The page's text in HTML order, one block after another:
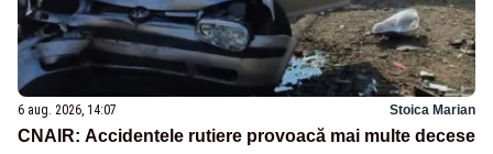
6 aug. 2026, 14:07 Stoica Marian
CNAIR: Accidentele rutiere provoacă mai multe decese